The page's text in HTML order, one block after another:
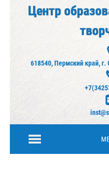
Центр
618540, Пермский край,